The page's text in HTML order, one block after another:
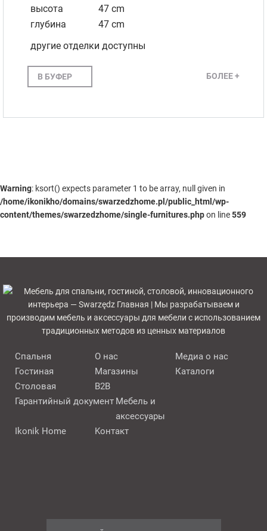
высота
47 cm
глубина
47 cm
другие отделки доступны
В БУФЕР БОЛЕЕ +
Warning: ksort() expects parameter 1 to be array, null given in
/home/ikonikho/domains/swarzedzhome.pl/public_html/wp-
content/themes/swarzedzhome/single-furnitures.phpon line559
Cпальня О нас
Медиа о нас
Гостиная
Mагазины
Каталоги
Cтоловая
B2B
Гарантийный документ Мебель и
аксессуары
Ikonik Home
Kонтакт